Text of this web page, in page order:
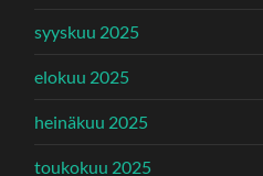
syyskuu 2025
elokuu 2025
heinäkuu 2025
toukokuu 2025